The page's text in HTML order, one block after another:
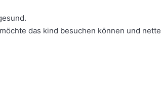
das kind besuchen können und nette